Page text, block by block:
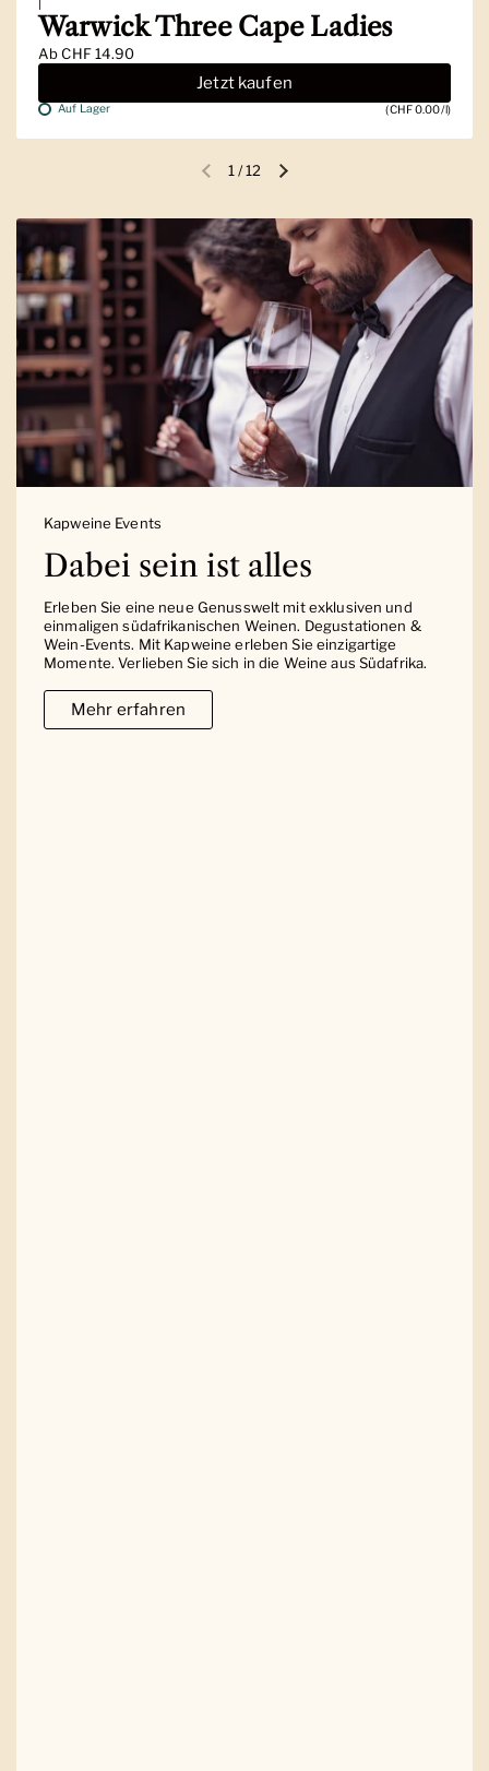
Warwick Three Cape Ladies
AbCHF 14.90
Jetzt kaufen
Auf Lager (CHF 0.00/l)
Vorherige FolieNächste Folie
1/12
Kapweine Events
Dabei sein ist alles
Erleben Sie eine neue Genusswelt mit exklusiven und
einmaligen südafrikanischen Weinen. Degustationen &
Wein-Events. Mit Kapweine erleben Sie einzigartige
Momente. Verlieben Sie sich in die Weine aus Südafrika.
Mehr erfahren